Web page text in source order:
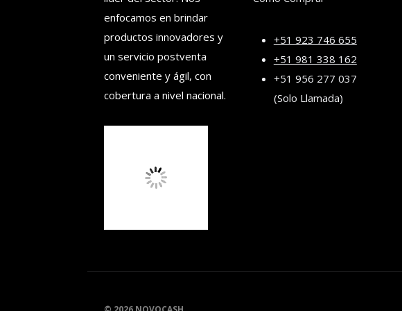
enfocamos en brindar
productos innovadores y
un servicio postventa
conveniente y ágil, con
cobertura a nivel nacional.
+51 923 746 655
+51 981 338 162
+51 956 277 037
(Solo Llamada)